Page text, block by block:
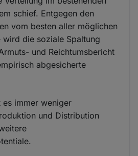
schief. Entgegen den
vom besten aller möglichen
wird die soziale Spaltung
und Reichtumsbericht
abgesicherte
es immer weniger
und Distribution